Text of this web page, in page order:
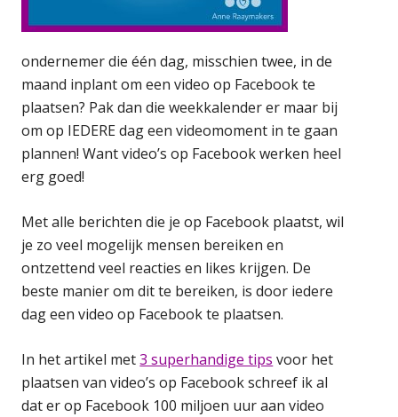
ondernemer die één dag, misschien twee, in de
maand inplant om een video op Facebook te
plaatsen? Pak dan die weekkalender er maar bij
om op IEDERE dag een videomoment in te gaan
plannen! Want video’s op Facebook werken heel
erg goed!
Met alle berichten die je op Facebook plaatst, wil
je zo veel mogelijk mensen bereiken en
ontzettend veel reacties en likes krijgen. De
beste manier om dit te bereiken, is door iedere
dag een video op Facebook te plaatsen.
In het artikel met3 superhandige tips voor het
plaatsen van video’s op Facebook schreef ik al
dat er op Facebook 100 miljoen uur aan video